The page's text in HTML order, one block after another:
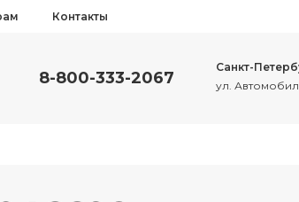
Контакты
8-800-333-2067
Санкт-
ул.